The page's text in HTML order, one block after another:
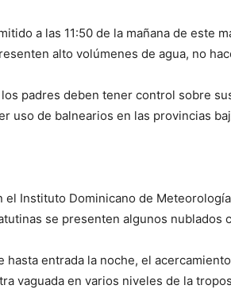
a las 11:50 de la mañana de este
alto volúmenes de agua, no
padres deben tener control sobre
uso de balnearios en las provincias
el Instituto Dominicano de
se presenten algunos nublados
hasta entrada la noche, el
vaguada en varios niveles de la